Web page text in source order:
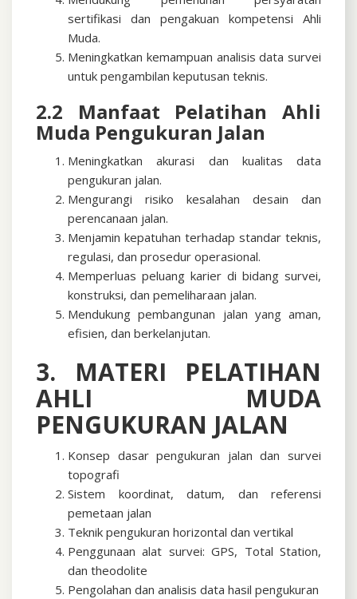
sertifikasi dan pengakuan kompetensi Ahli
Muda.
Meningkatkan kemampuan analisis data survei
untuk pengambilan keputusan teknis.
2.2 Manfaat Pelatihan Ahli
Muda Pengukuran Jalan
Meningkatkan akurasi dan kualitas data
pengukuran jalan.
Mengurangi risiko kesalahan desain dan
perencanaan jalan.
Menjamin kepatuhan terhadap standar teknis,
regulasi, dan prosedur operasional.
Memperluas peluang karier di bidang survei,
konstruksi, dan pemeliharaan jalan.
Mendukung pembangunan jalan yang aman,
efisien, dan berkelanjutan.
3. MATERI PELATIHAN
AHLI MUDA
PENGUKURAN JALAN
Konsep dasar pengukuran jalan dan survei
topografi
Sistem koordinat, datum, dan referensi
pemetaan jalan
Teknik pengukuran horizontal dan vertikal
Penggunaan alat survei: GPS, Total Station,
dan theodolite
Pengolahan dan analisis data hasil pengukuran